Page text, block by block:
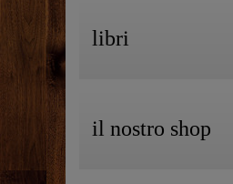
libri
il nostro shop